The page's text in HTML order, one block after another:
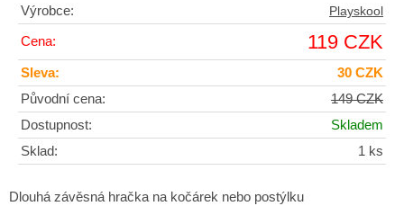
Výrobce: Playskool
Cena: 119 CZK
Sleva:
30 CZK
Původní cena:
149 CZK
Dostupnost:
Skladem
Sklad:
1 ks
Dlouhá závěsná hračka na kočárek nebo postýlku